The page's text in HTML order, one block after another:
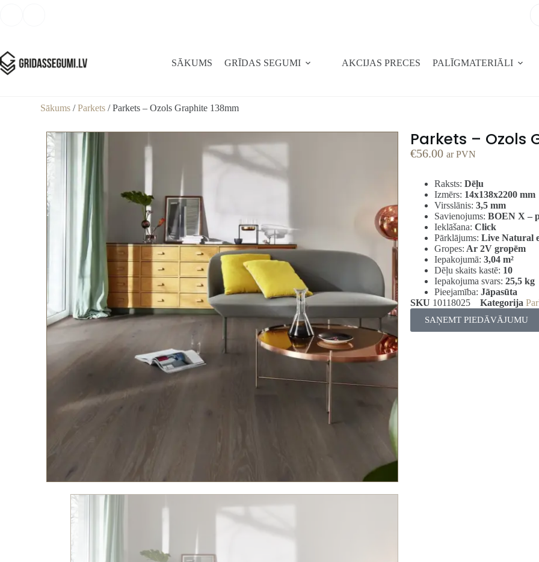
SĀKUMS GRĪDAS SEGUMI AKCIJAS PRECES PALĪGMATERIĀLI
Sākums /Parkets / Parkets – Ozols Graphite 138mm
Parkets – Ozols
€56.00 ar PVN
Raksts: Dēļu
Izmērs: 14x138x2200 mm
Virsslānis: 3,5 mm
Savienojums: BOEN X –
Ieklāšana: Click
Pārklājums: Live Natural
Gropes: Ar 2V gropēm
Iepakojumā: 3,04 m²
Dēļu skaits kastē: 10
Iepakojuma svars: 25,5 kg
Pieejamība: Jāpasūta
SKU 10118025 Kategorija
SAŅEMT PIEDĀVĀJUMU